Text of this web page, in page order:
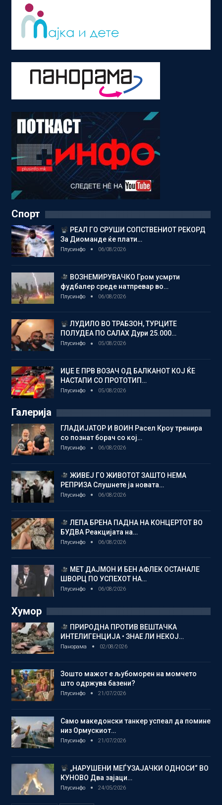
Спорт
РЕАЛ ГО СРУШИ СОПСТВЕНИОТ РЕКОРД
За Диоманде ќе плати…
Плусинфо 06/08/2026
ВОЗНЕМИРУВАЧКО Гром усмрти
фудбалер среде натпревар во…
Плусинфо 06/08/2026
ЛУДИЛО ВО ТРАБЗОН, ТУРЦИТЕ
ПОЛУДЕА ПО САЛАХ Дури 25.000…
Плусинфо 05/08/2026
ИЏЕ Е ПРВ ВОЗАЧ ОД БАЛКАНОТ КОЈ ЌЕ
НАСТАПИ СО ПРОТОТИП…
Плусинфо 05/08/2026
Галерија
ГЛАДИЈАТОР И ВОИН Расел Кроу тренира
со познат борач со кој…
Плусинфо 06/08/2026
ЖИВЕЈ ГО ЖИВОТОТ ЗАШТО НЕМА
РЕПРИЗА Слушнете ја новата…
Плусинфо 06/08/2026
ЛЕПА БРЕНА ПАДНА НА КОНЦЕРТОТ ВО
БУДВА Реакцијата на…
Плусинфо 06/08/2026
МЕТ ДАЈМОН И БЕН АФЛЕК ОСТАНАЛЕ
ШВОРЦ ПО УСПЕХОТ НА…
Плусинфо 06/08/2026
Хумор
ПРИРОДНА ПРОТИВ ВЕШТАЧКА
ИНТЕЛИГЕНЦИЈА • ЗНАЕ ЛИ НЕКОЈ…
Панорама 02/08/2026
Зошто мажот е љубоморен на момчето
што одржува базени?
Плусинфо 21/07/2026
Само македонски танкер успеал да помине
низ Ормускиот…
Плусинфо 21/07/2026
„НАРУШЕНИ МЕЃУЗАЈАЧКИ ОДНОСИ“ ВО
КУНОВО Два зајаци…
Плусинфо 24/05/2026